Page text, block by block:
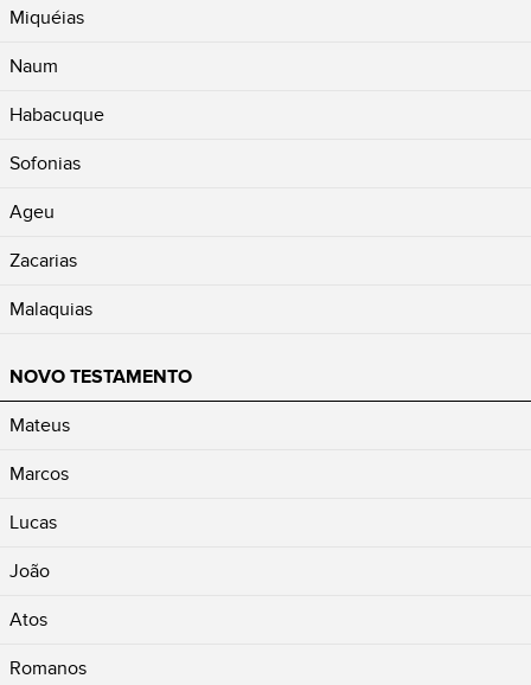
Miquéias
Naum
Habacuque
Sofonias
Ageu
Zacarias
Malaquias
NOVO TESTAMENTO
Mateus
Marcos
Lucas
João
Atos
Romanos